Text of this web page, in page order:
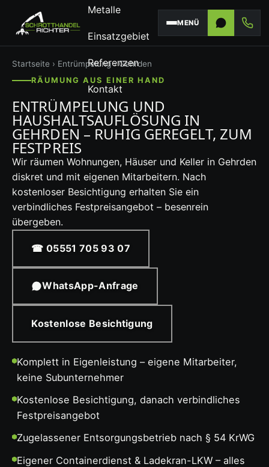
Metalle
Einsatzgebiet
Referenzen
Kontakt
MENÜ
Startseite › Entrümpelung› Gehrden
RÄUMUNG AUS EINER HAND
ENTRÜMPELUNG UND
HAUSHALTSAUFLÖSUNG IN
GEHRDEN – RUHIG GEREGELT, ZUM
FESTPREIS
Wir räumen Wohnungen, Häuser und Keller in Gehrden
diskret und mit eigenen Mitarbeitern. Nach
kostenloser Besichtigung erhalten Sie ein
verbindliches Festpreisangebot – besenrein
übergeben.
☎ 05551 705 93 07
WhatsApp-Anfrage
Kostenlose Besichtigung
Komplett in Eigenleistung – eigene Mitarbeiter,
keine Subunternehmer
Kostenlose Besichtigung, danach verbindliches
Festpreisangebot
Zugelassener Entsorgungsbetrieb nach § 54 KrWG
Eigener Containerdienst & Ladekran-LKW – alles